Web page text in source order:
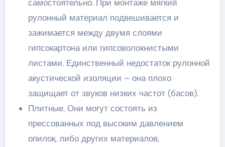
самостоятельно. При монтаже мягкий
рулонный материал подвешивается и
зажимается между двумя слоями
гипсокартона или гипсоволокнистыми
листами. Единственный недостаток рулонной
акустической изоляции – она плохо
защищает от звуков низких частот (басов).
Плитные. Они могут состоять из
прессованных под высоким давлением
опилок, либо других материалов,